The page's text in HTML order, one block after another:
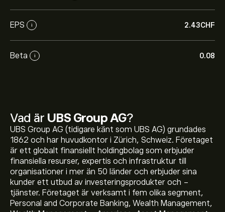
EPS i 2.43‎CHF‎
Beta i 0.08
Vad är UBS Group AG?
UBS Group AG (tidigare känt som UBS AG) grundades
1862 och har huvudkontor i Zürich, Schweiz. Företaget
är ett globalt finansiellt holdingbolag som erbjuder
finansiella resurser, expertis och infrastruktur till
organisationer i mer än 50 länder och erbjuder sina
kunder ett utbud av investeringsprodukter och -
tjänster. Företaget är verksamt i fem olika segment,
Personal and Corporate Banking, Wealth Management,